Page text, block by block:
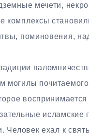
мечети,
комплексы
поминовения,
почитаемого
исламские
Человек ехал к